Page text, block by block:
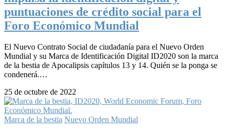
puntuaciones de crédito social para el
Foro Económico Mundial
El Nuevo Contrato Social de ciudadanía para el Nuevo Orden
Mundial y su Marca de Identificación Digital ID2020 son la marca
de la bestia de Apocalipsis capítulos 13 y 14. Quién se la ponga se
condenerá.…
25 de octubre de 2022
Marca de la bestia Nuevo Orden Mundial